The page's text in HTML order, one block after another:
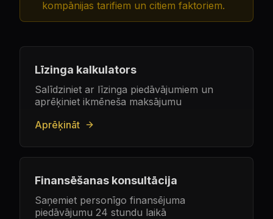
kompānijas tarifiem un citiem faktoriem.
Līzinga kalkulators
Salīdziniet ar līzinga piedāvājumiem un
aprēķiniet ikmēneša maksājumu
Aprēķināt
Finansēšanas konsultācija
Saņemiet personīgo finansējuma
piedāvājumu 24 stundu laikā